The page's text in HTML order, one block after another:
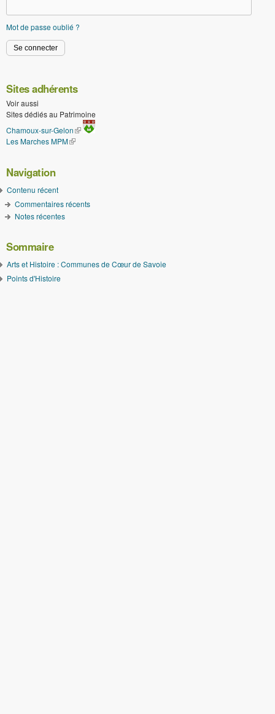
Mot de passe oublié ?
Sites adhérents
Voir aussi
Sites dédiés au Patrimoine
Chamoux-sur-Gelon (le lien est externe)
Les Marches MPM(le lien est externe)
Navigation
Contenu récent
Commentaires récents
Notes récentes
Sommaire
Arts et Histoire : Communes de Cœur de Savoie
Points d'Histoire